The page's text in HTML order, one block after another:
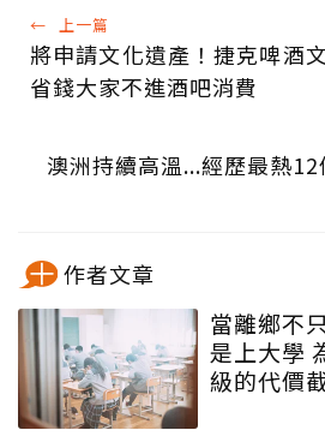
← 上一篇
將申請文化遺產！捷克啤酒
省錢大家不進酒吧消費
澳洲持續高溫...經歷最熱
作者文章
當離鄉不
是上大學
級的代價